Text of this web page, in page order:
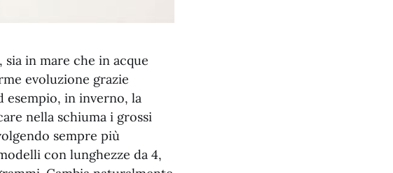
in mare che in acque
evoluzione grazie
esempio, in inverno, la
nella schiuma i grossi
sempre più
con lunghezze da 4,